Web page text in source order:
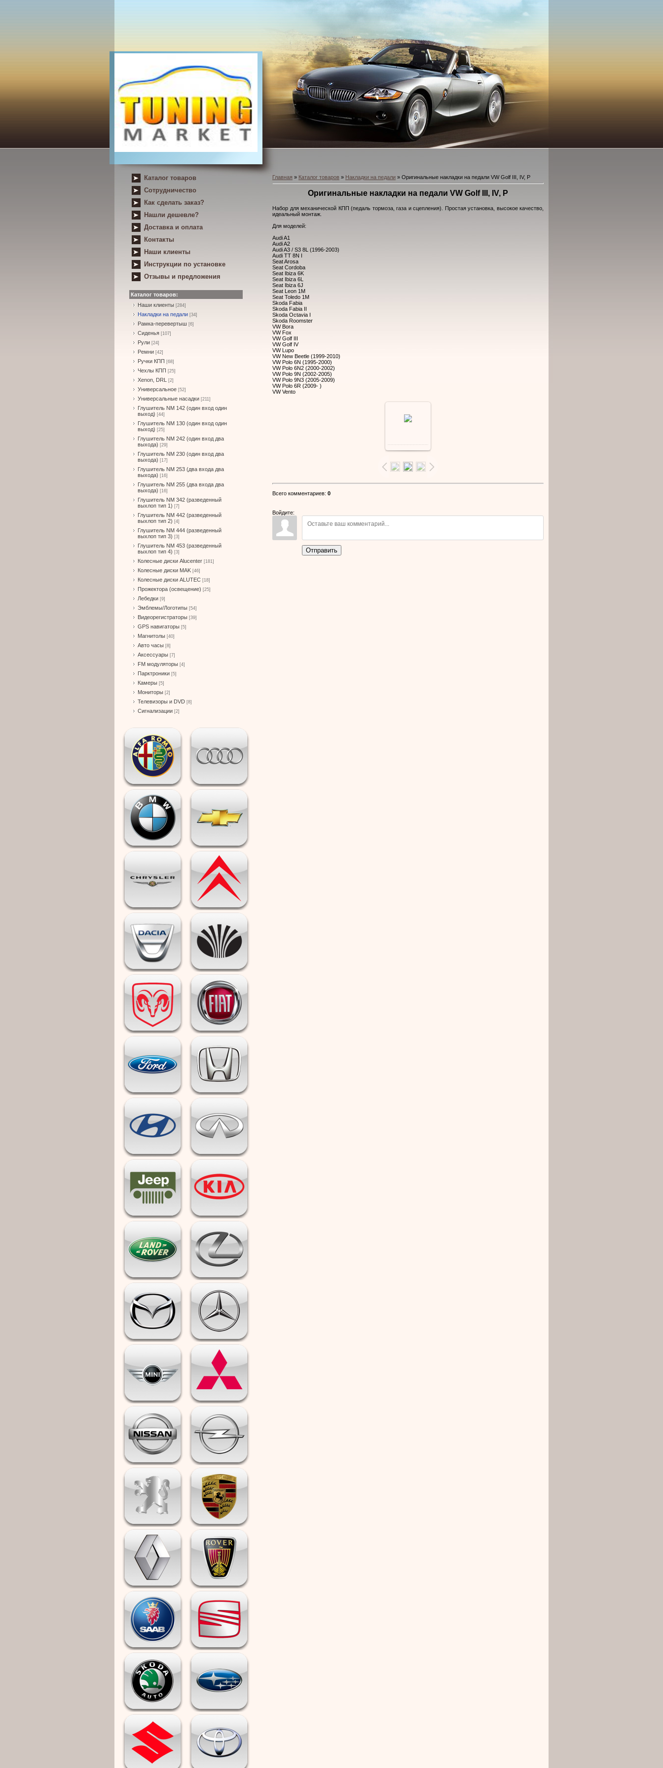
Каталог товаров
Сотрудничество
Как сделать заказ?
Нашли дешевле?
Доставка и оплата
Контакты
Наши клиенты
Инструкции по установке
Отзывы и предложения
Каталог товаров:
Наши клиенты [284]
Накладки на педали [34]
Рамка-перевертыш [6]
Сиденья [107]
Рули [24]
Ремни [42]
Ручки КПП [68]
Чехлы КПП [25]
Xenon, DRL [2]
Универсальное [52]
Универсальные насадки [211]
Глушитель NM 142 (один вход один
выход) [44]
Глушитель NM 130 (один вход один
выход) [25]
Глушитель NM 242 (один вход два
выхода) [29]
Глушитель NM 230 (один вход два
выхода) [17]
Глушитель NM 253 (два входа два
выхода) [16]
Глушитель NM 255 (два входа два
выхода) [16]
Глушитель NM 342 (разведенный
выхлоп тип 1) [7]
Глушитель NM 442 (разведенный
выхлоп тип 2) [4]
Глушитель NM 444 (разведенный
выхлоп тип 3) [3]
Глушитель NM 453 (разведенный
выхлоп тип 4) [3]
Колесные диски Alucenter [181]
Колесные диски MAK [46]
Колесные диски ALUTEC [18]
Прожектора (освещение) [25]
Лебедки [9]
Эмблемы/Логотипы [54]
Видеорегистраторы [39]
GPS навигаторы [5]
Магнитолы [40]
Авто часы [8]
Аксессуары [7]
FM модуляторы [4]
Парктроники [5]
Камеры [5]
Мониторы [2]
Телевизоры и DVD [8]
Сигнализации [2]
Главная » Каталог товаров » Накладки на педали » Оригинальные накладки на педали VW Golf III, IV, P
Оригинальные накладки на педали VW Golf III, IV, P
Набор для механической КПП (педаль тормоза, газа и сцепления). Простая установка, высокое качество,
идеальный монтаж.
Для моделей:
Audi A1
Audi A2
Audi A3 / S3 8L (1996-2003)
Audi TT 8N I
Seat Arosa
Seat Cordoba
Seat Ibiza 6K
Seat Ibiza 6L
Seat Ibiza 6J
Seat Leon 1M
Seat Toledo 1M
Skoda Fabia
Skoda Fabia II
Skoda Octavia I
Skoda Roomster
VW Bora
VW Fox
VW Golf III
VW Golf IV
VW Lupo
VW New Beetle (1999-2010)
VW Polo 6N (1995-2000)
VW Polo 6N2 (2000-2002)
VW Polo 9N (2002-2005)
VW Polo 9N3 (2005-2009)
VW Polo 6R (2009- )
VW Vento
размере
Всего комментариев: 0
Войдите:
Отправить